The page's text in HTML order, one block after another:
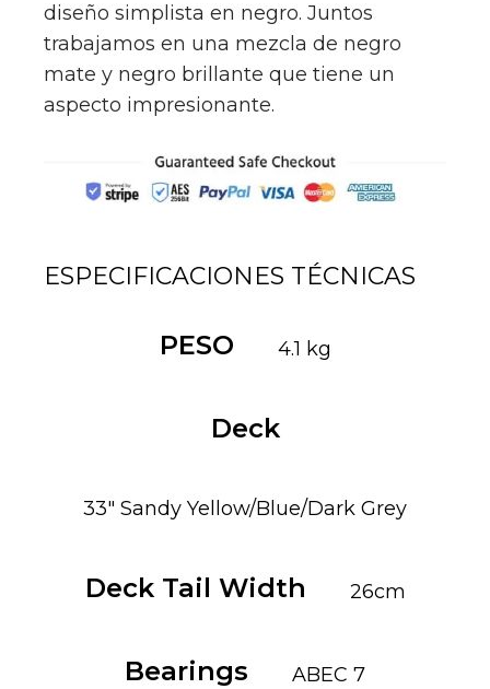
diseño simplista en negro. Juntos
trabajamos en una mezcla de negro
mate y negro brillante que tiene un
aspecto impresionante.
ESPECIFICACIONES TÉCNICAS
PESO 4.1 kg
Deck
33″ Sandy Yellow/Blue/Dark Grey
Deck Tail Width 26cm
Bearings ABEC 7